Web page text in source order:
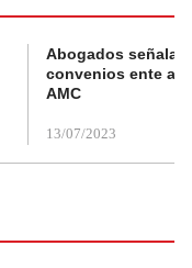
Abogados
convenios ente
AMC
13/07/2023